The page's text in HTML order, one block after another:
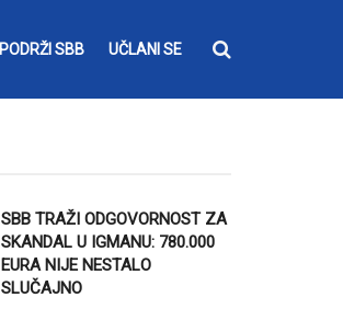
PODRŽI SBB UČLANI SE
SBB TRAŽI ODGOVORNOST ZA
SKANDAL U IGMANU: 780.000
EURA NIJE NESTALO
SLUČAJNO